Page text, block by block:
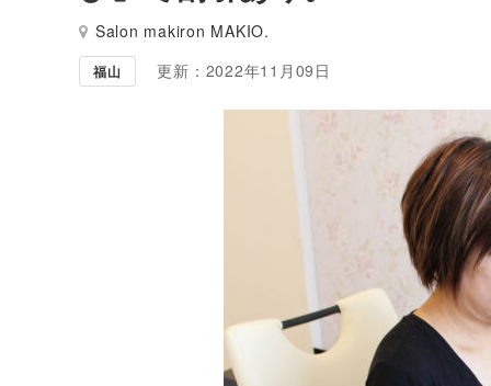
Salon makiron MAKIO.
福山 更新：2022年11月09日